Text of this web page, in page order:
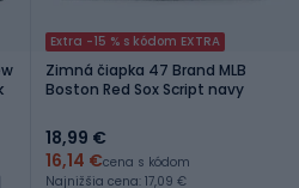
Extra -15 % s kódom EXTRA
Zimná čiapka 47 Brand MLB
Boston Red Sox Script navy
18,99 €
16,14 €cena s kódom
Najnižšia cena: 17,09 €